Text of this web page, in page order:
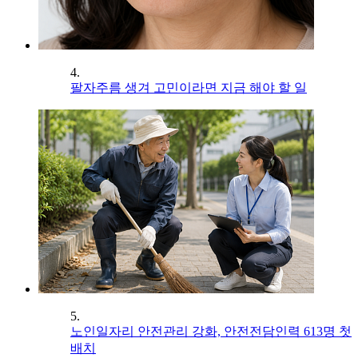
4.
팔자주름 생겨 고민이라면 지금 해야 할 일
5.
노인일자리 안전관리 강화, 안전전담인력 613명 첫
배치